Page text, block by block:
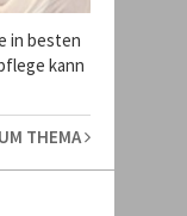
in besten
kann
THEMA